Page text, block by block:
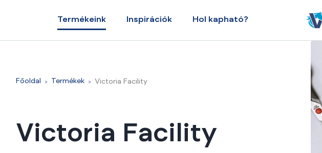
Termékeink Inspirációk Hol kapható?
Főoldal Termékek Victoria Facility
Victoria Facility